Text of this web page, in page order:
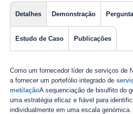
Detalhes Demonstração
Estudo de Caso Publicações
Como um fornecedor líder de serviços de
a fornecer um portefólio integrado de
metilaçãoA sequenciação de bisulfito do
uma estratégia eficaz e fiável para
individualmente em uma escala